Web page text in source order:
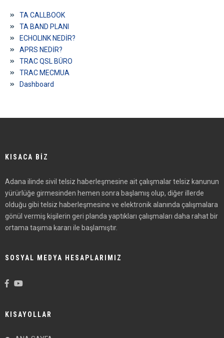
TA CALLBOOK
TA BAND PLANI
ECHOLINK NEDİR?
APRS NEDİR?
TRAC QSL BÜRO
TRAC MECMUA
Dashboard
KISACA BİZ
Adana ilinde sivil telsiz haberleşmesine ait çalışmalar telsiz kanunun
yürürlüğe girmesinden hemen sonra başlamış olup, diğer illerde
olduğu gibi telsiz haberleşmesine ve elektronik alanında çalışmalara
gönül vermiş kişilerin geri planda yaptıkları çalışmaları daha rahat bir
ortama taşıma kararı ile başlamıştır.
SOSYAL MEDYA HESAPLARIMIZ
KISAYOLLAR